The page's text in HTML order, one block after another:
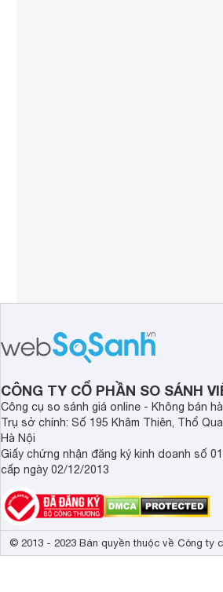
CÔNG TY CỔ PHẦN SO SÁNH
Công cụ so sánh giá online - Không bán
Trụ sở chính: Số 195 Khâm Thiên, Thổ
Hà Nội
Giấy chứng nhận đăng ký kinh doanh số
cấp ngày 02/12/2013
© 2013 - 2023 Bản quyền thuộc về Công ty